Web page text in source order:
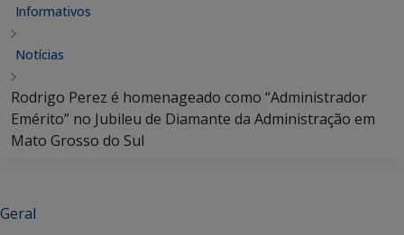
Informativos
Notícias
Rodrigo Perez é homenageado como “Administrador
Emérito” no Jubileu de Diamante da Administração em
Mato Grosso do Sul
Geral